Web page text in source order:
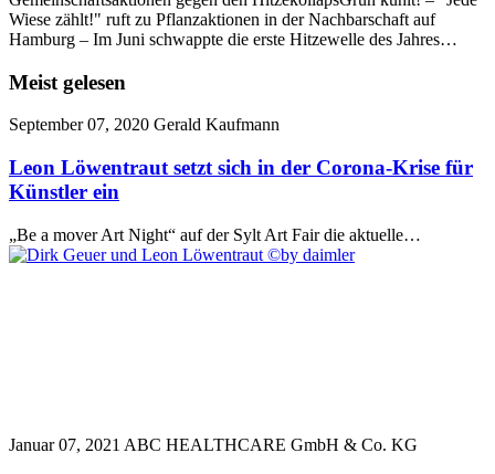
Wiese zählt!" ruft zu Pflanzaktionen in der Nachbarschaft auf
Hamburg – Im Juni schwappte die erste Hitzewelle des Jahres…
Meist gelesen
September 07, 2020 Gerald Kaufmann
Leon Löwentraut setzt sich in der Corona-Krise für
Künstler ein
„Be a mover Art Night“ auf der Sylt Art Fair die aktuelle…
Januar 07, 2021 ABC HEALTHCARE GmbH & Co. KG